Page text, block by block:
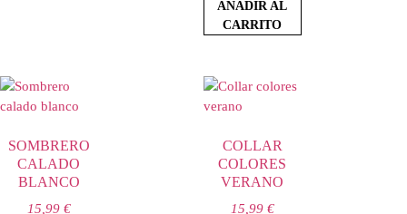
AÑADIR AL
CARRITO
SOMBRERO
CALADO
BLANCO
15,99 €
COLLAR
COLORES
VERANO
15,99 €